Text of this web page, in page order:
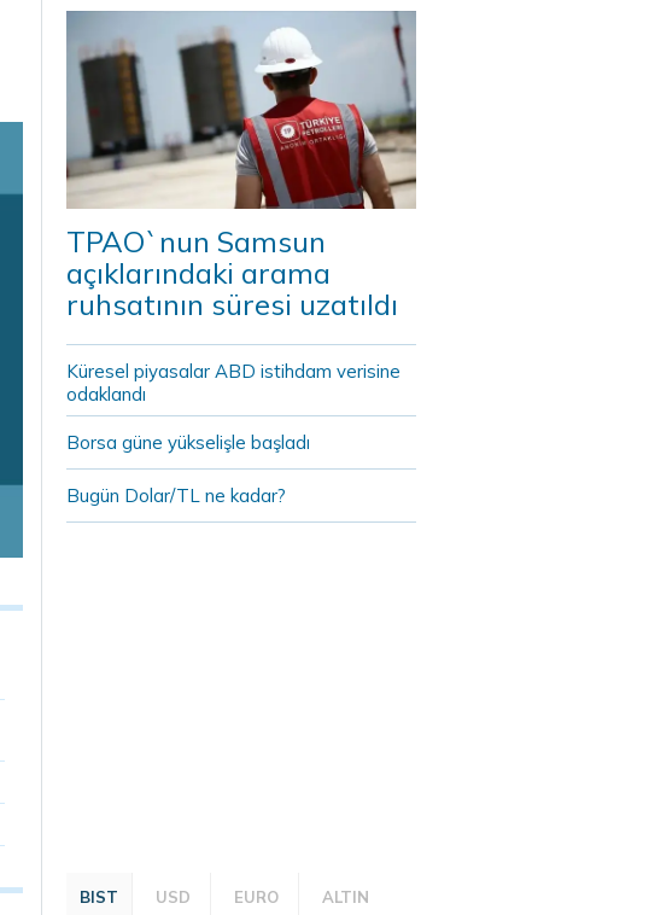
TPAO`nun Samsun
açıklarındaki arama
ruhsatının süresi uzatıldı
Küresel piyasalar ABD istihdam verisine
odaklandı
Borsa güne yükselişle başladı
Bugün Dolar/TL ne kadar?
BIST USD EURO ALTIN